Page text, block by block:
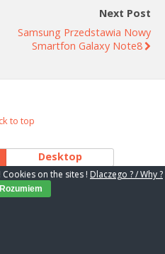
Next Post
Samsung Przedstawia Nowy
Smartfon Galaxy Note8
to top
Desktop
Cookies on the sites ! Dlaczego ? / Why ?
Rozumiem